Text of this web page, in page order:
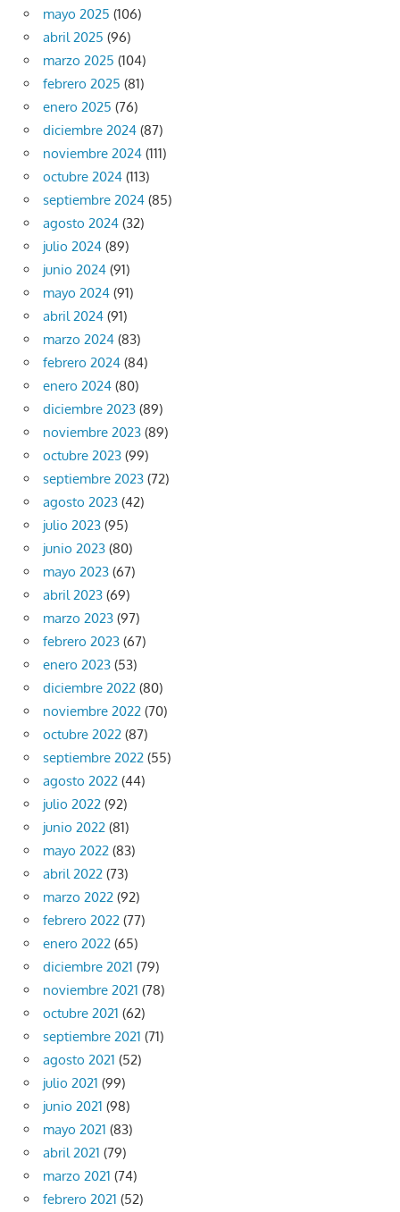
mayo 2025 (106)
abril 2025 (96)
marzo 2025 (104)
febrero 2025 (81)
enero 2025 (76)
diciembre 2024 (87)
noviembre 2024 (111)
octubre 2024 (113)
septiembre 2024 (85)
agosto 2024 (32)
julio 2024 (89)
junio 2024 (91)
mayo 2024 (91)
abril 2024 (91)
marzo 2024 (83)
febrero 2024 (84)
enero 2024 (80)
diciembre 2023 (89)
noviembre 2023 (89)
octubre 2023 (99)
septiembre 2023 (72)
agosto 2023 (42)
julio 2023 (95)
junio 2023 (80)
mayo 2023 (67)
abril 2023 (69)
marzo 2023 (97)
febrero 2023 (67)
enero 2023 (53)
diciembre 2022 (80)
noviembre 2022 (70)
octubre 2022 (87)
septiembre 2022 (55)
agosto 2022 (44)
julio 2022 (92)
junio 2022 (81)
mayo 2022 (83)
abril 2022 (73)
marzo 2022 (92)
febrero 2022 (77)
enero 2022 (65)
diciembre 2021 (79)
noviembre 2021 (78)
octubre 2021 (62)
septiembre 2021 (71)
agosto 2021 (52)
julio 2021 (99)
junio 2021 (98)
mayo 2021 (83)
abril 2021 (79)
marzo 2021 (74)
febrero 2021 (52)